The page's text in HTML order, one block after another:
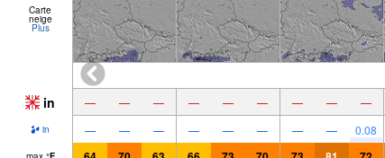
Carte
neige
Plus
in — — — — — — — — —
in — — — — — — — — 0.08